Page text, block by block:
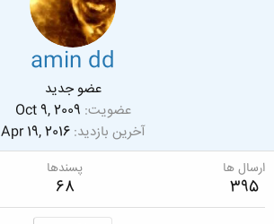
amin dd
عضو جدید
عضویت Oct 9, 2009
آخرین بازدید Apr 19, 2016
ارسال ها
395
پسندها
68